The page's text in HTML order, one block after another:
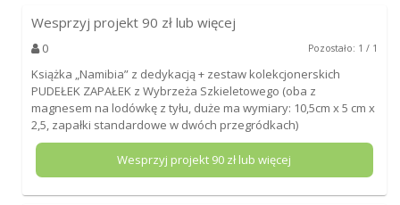
Wesprzyj projekt 90 zł lub więcej
0 Pozostało: 1 / 1
Książka „Namibia” z dedykacją + zestaw kolekcjonerskich
PUDEŁEK ZAPAŁEK z Wybrzeża Szkieletowego (oba z
magnesem na lodówkę z tyłu, duże ma wymiary: 10,5cm x 5 cm x
2,5, zapałki standardowe w dwóch przegródkach)
Wesprzyj projekt 90 zł lub więcej